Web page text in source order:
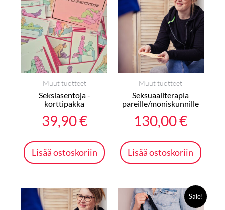
Muut tuotteet
Seksiasentoja -
korttipakka
39,90€
Lisää ostoskoriin
Muut tuotteet
Seksuaaliterapia
pareille/moniskunnille
130,00€
Lisää ostoskoriin
Hintaluokka:
tuotteella
Sale!